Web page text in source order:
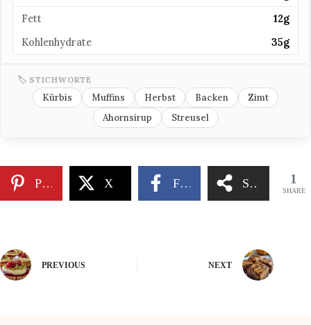
Fett
12g
Kohlenhydrate
35g
🏷 STICHWORTE
Kürbis Muffins Herbst Backen
Zimt
Ahornsirup
Streusel
Pinterest X Facebook Share 1
SHARE
PREVIOUS NEXT